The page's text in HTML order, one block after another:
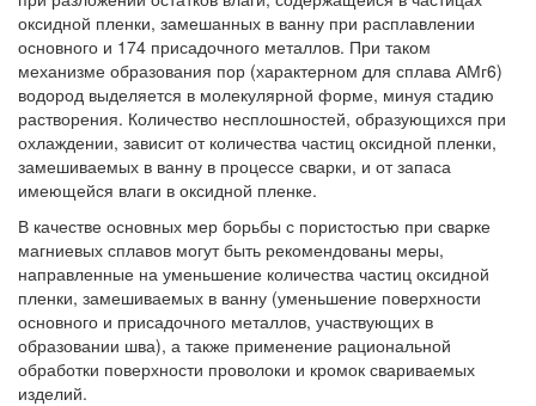
оксидной пленки, замешанных в ванну при расплавлении
основного и 174 присадочного металлов. При таком
механизме образования пор (характерном для сплава АМг6)
водород выделяется в молекулярной форме, минуя стадию
растворения. Количество несплошностей, образующихся при
охлаждении, зависит от количества частиц оксидной пленки,
замешиваемых в ванну в процессе сварки, и от запаса
имеющейся влаги в оксидной пленке.
В качестве основных мер борьбы с пористостью при сварке
магниевых сплавов могут быть рекомендованы меры,
направленные на уменьшение количества частиц оксидной
пленки, замешиваемых в ванну (уменьшение поверхности
основного и присадочного металлов, участвующих в
образовании шва), а также применение рациональной
обработки поверхности проволоки и кромок свариваемых
изделий.